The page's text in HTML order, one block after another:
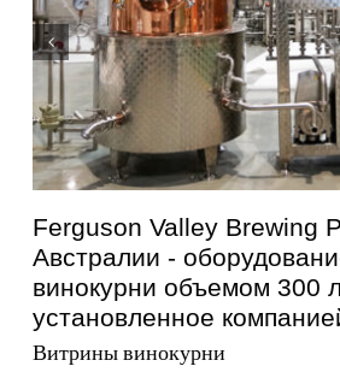
Ferguson Valley Brewing
Австралии -
винокурни объемом 300
установленное
Витрины винокурни